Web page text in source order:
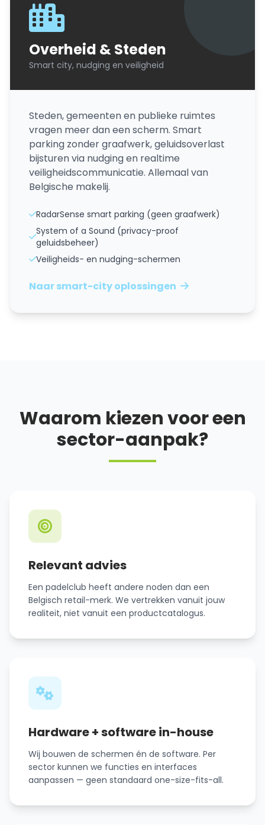
Overheid & Steden
Smart city, nudging en veiligheid
Steden, gemeenten en publieke ruimtes
vragen meer dan een scherm. Smart
parking zonder graafwerk, geluidsoverlast
bijsturen via nudging en realtime
veiligheidscommunicatie. Allemaal van
Belgische makelij.
RadarSense smart parking (geen graafwerk)
System of a Sound (privacy-proof
geluidsbeheer)
Veiligheids- en nudging-schermen
Naar smart-city oplossingen
Waarom kiezen voor een
sector-aanpak?
Relevant advies
Een padelclub heeft andere noden dan een
Belgisch retail-merk. We vertrekken vanuit jouw
realiteit, niet vanuit een productcatalogus.
Hardware + software in-house
Wij bouwen de schermen én de software. Per
sector kunnen we functies en interfaces
aanpassen — geen standaard one-size-fits-all.